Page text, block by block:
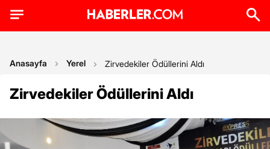
Anasayfa Yerel Zirvedekiler Ödüllerini Aldı
Zirvedekiler Ödüllerini Aldı